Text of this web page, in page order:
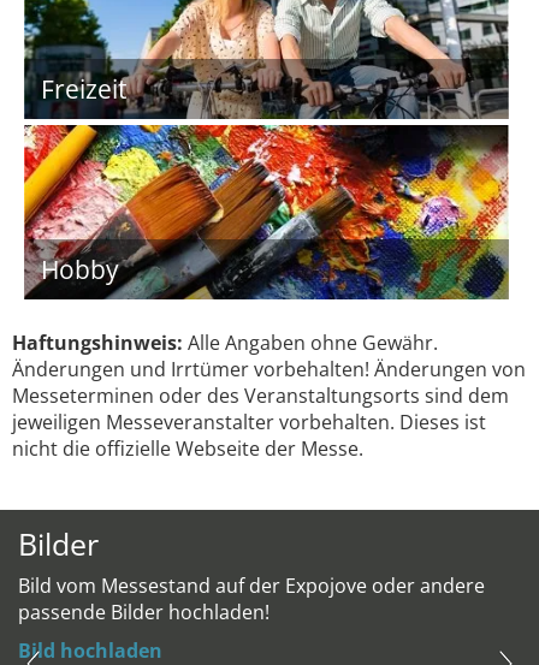
Freizeit
Hobby
Haftungshinweis: Alle Angaben ohne Gewähr.
Änderungen und Irrtümer vorbehalten! Änderungen von
Messeterminen oder des Veranstaltungsorts sind dem
jeweiligen Messeveranstalter vorbehalten. Dieses ist
nicht die offizielle Webseite der Messe.
Bilder
Bild vom Messestand auf der Expojove oder andere
passende Bilder hochladen!
Bild hochladen